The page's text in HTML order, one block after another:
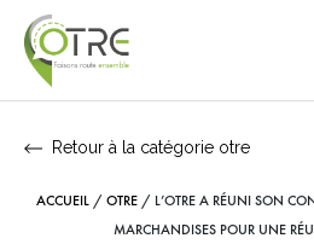
Retour à la catégorie otre
ACCUEIL / OTRE / L’OTRE A RÉUNI SON
MARCHANDISES POUR UNE